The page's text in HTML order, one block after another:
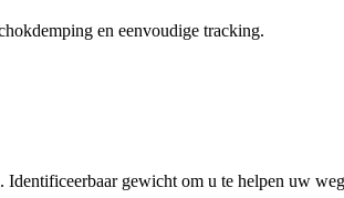
en eenvoudige tracking.
gewicht om u te helpen uw